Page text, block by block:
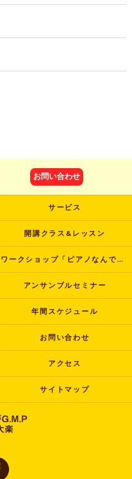
お問い合わせ
サービス
開講クラス&レッスン
ワークショップ「ピアノなんでも塾」
アンサンブルセミナー
年間スケジュール
お問い合わせ
アクセス
サイトマップ